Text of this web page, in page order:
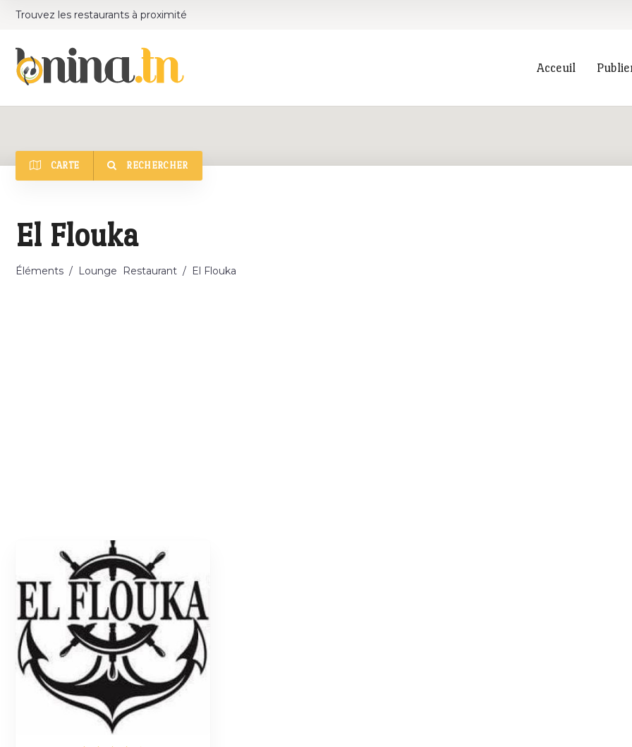
Trouvez les restaurants à proximité
Acceuil
CARTE RECHERCHER
El Flouka
Éléments / Lounge Restaurant / El Flouka